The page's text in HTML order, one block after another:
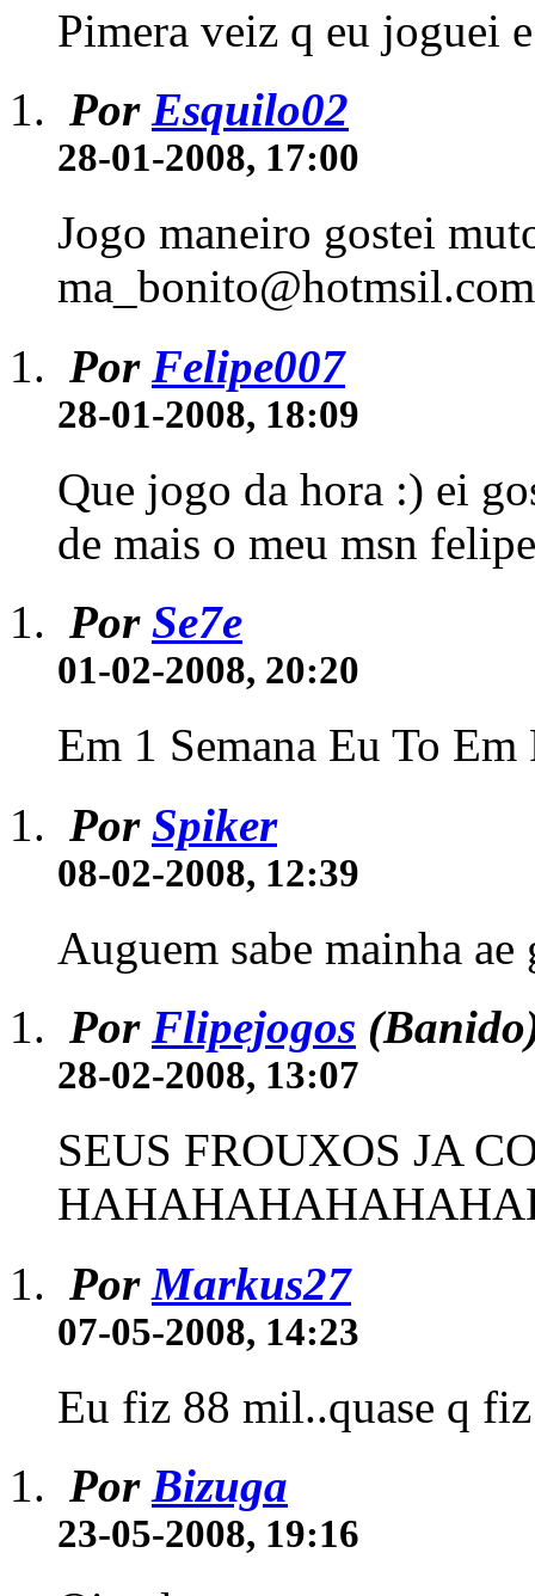
Pimera veiz q eu joguei
Por Esquilo02
28-01-2008, 17:00
Jogo maneiro gostei
ma_bonito@hotmsil.com
Por Felipe007
28-01-2008, 18:09
Que jogo da hora :) ei
de mais o meu msn
Por Se7e
01-02-2008, 20:20
Em 1 Semana Eu To
Por Spiker
08-02-2008, 12:39
Auguem sabe mainha ae
Por Flipejogos
28-02-2008, 13:07
SEUS FROUXOS JA
PorMarkus27
07-05-2008, 14:23
Eu fiz 88 mil..quase q
Por Bizuga
23-05-2008, 19:16